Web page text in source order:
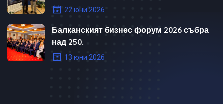
22 юни 2026
Балканският бизнес форум 2026 събра
над 250.
13 юни 2026